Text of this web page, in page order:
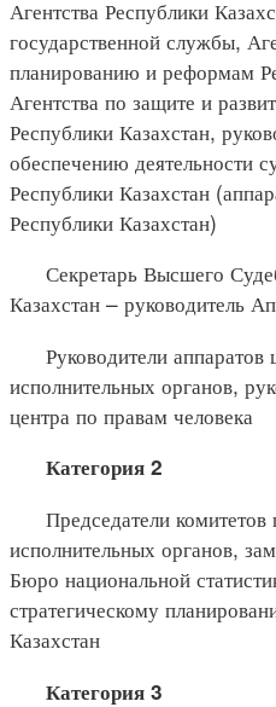
Агентства Республики
государственной службы,
планированию и реформам
Агентства по защите и
Республики Казахстан,
обеспечению деятельности
Республики Казахстан
Республики Казахстан)
Секретарь Высшего
Казахстан – руководитель
Руководители аппаратов
исполнительных органов,
центра по правам человека
Категория 2
Председатели комитетов
исполнительных органов,
Бюро национальной
стратегическому
Казахстан
Категория 3